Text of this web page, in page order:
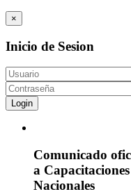
×
Inicio de Sesion
Login
Comunicado
a Capacitaciones
Nacionales